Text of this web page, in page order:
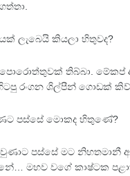
ලැබෙයි කියලා හිතුවද?
තිබ්බා. මේකප්
රංගන ශිල්පීන් ගොඩක්
පස්සේ මොකද හිතුණේ?
පස්සේ මට නිහතමානී
මහව වගේ කාෂ්ටක